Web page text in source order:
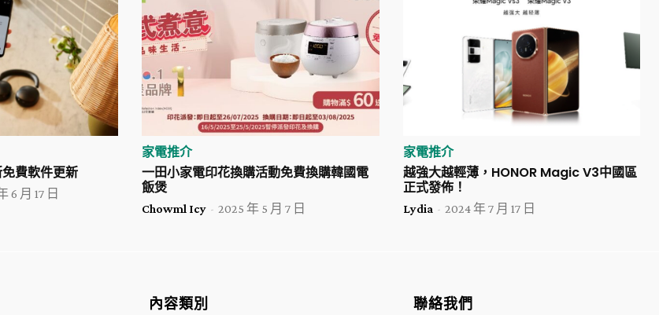
費軟件更新
6 月 17 日
家電推介
一田小家電印花換購活動免費換購韓國電
飯煲
Chowml Icy - 2025 年 5 月 7 日
家電推介
越強大越輕薄，HONOR Magic V3中國區
正式發佈！
Lydia - 2024 年 7 月 17 日
內容類別 聯絡我們